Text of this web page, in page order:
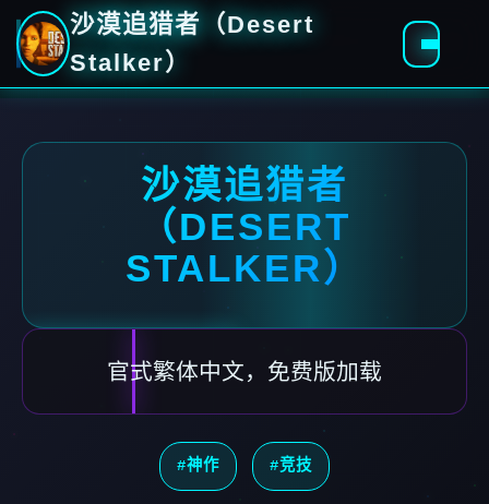
沙漠追猎者（Desert
Stalker）
沙漠追猎者
（DESERT
STALKER）
官式繁体中文，免费版加载
#神作 #竞技